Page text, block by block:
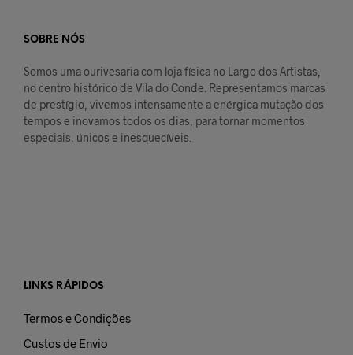
SOBRE NÓS
Somos uma ourivesaria com loja física no Largo dos Artistas,
no centro histórico de Vila do Conde. Representamos marcas
de prestígio, vivemos intensamente a enérgica mutação dos
tempos e inovamos todos os dias, para tornar momentos
especiais, únicos e inesquecíveis.
LINKS RÁPIDOS
Termos e Condições
Custos de Envio